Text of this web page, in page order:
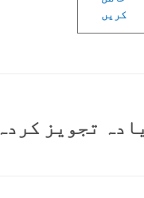
کریں
تجویز کردہ